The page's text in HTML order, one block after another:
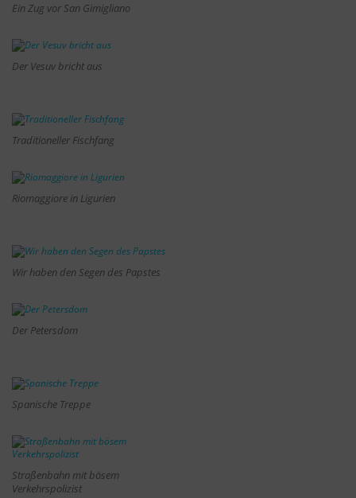
Ein Zug vor San Gimigliano
Der Vesuv bricht aus
Traditioneller Fischfang
Riomaggiore in Ligurien
Wir haben den Segen des Papstes
Der Petersdom
Spanische Treppe
Straßenbahn mit bösem
Verkehrspolizist